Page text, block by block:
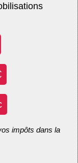
impôts dans la